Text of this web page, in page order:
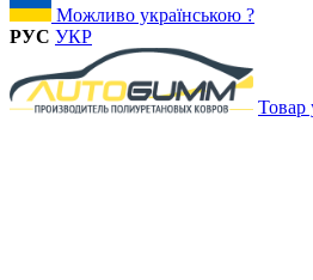
Можливо українською ?
РУС УКР
Товар